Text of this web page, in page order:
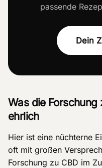
passende
Dein
Was die
ehrlich
Hier ist eine nüchterne
oft mit großen
Forschung zu CBD im